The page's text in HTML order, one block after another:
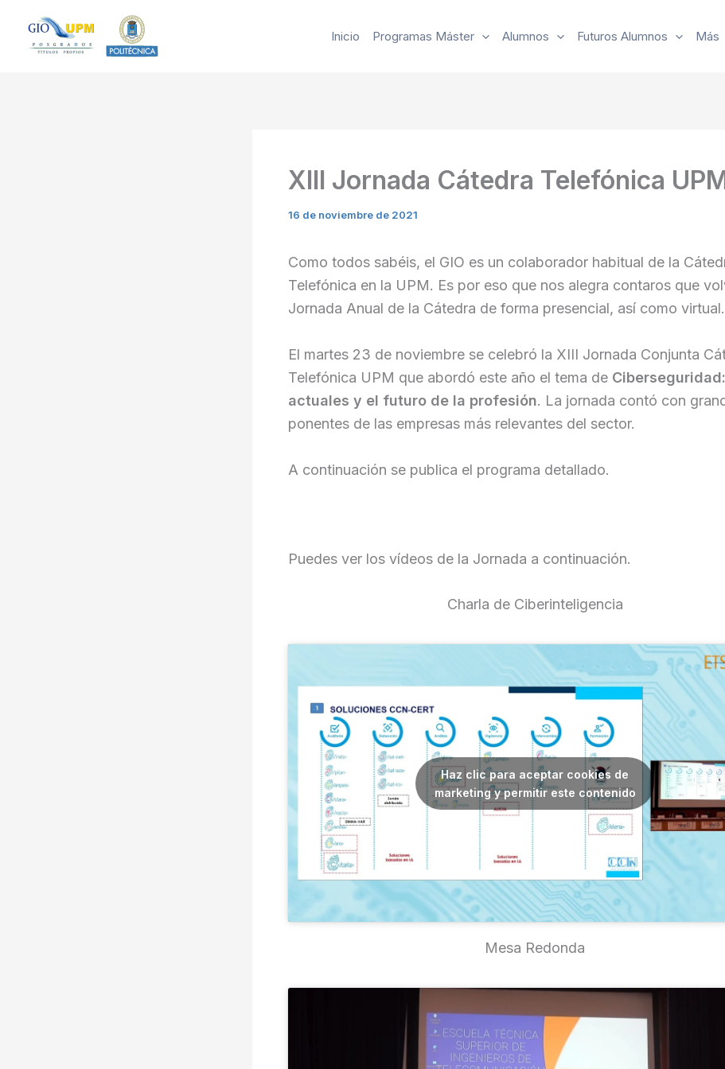
contenido
Inicio Programas Máster Alumnos Futuros Alumnos Más
XIII Jornada Cátedra Telefónica
16 de noviembre de 2021
Como todos sabéis, el GIO es un colaborador habitual de la
Telefónica en la UPM. Es por eso que nos alegra contaros que
Jornada Anual de la Cátedra de forma presencial, así como virtual.
El martes 23 de noviembre se celebró la XIII Jornada Conjunta
Telefónica UPM que abordó este año el tema de
actuales y el futuro de la profesión. La jornada contó con
ponentes de las empresas más relevantes del sector.
A continuación se publica el programa detallado.
Puedes ver los vídeos de la Jornada a continuación.
Charla de Ciberinteligencia
Haz clic para aceptar cookies de
marketing y permitir este contenido
Mesa Redonda